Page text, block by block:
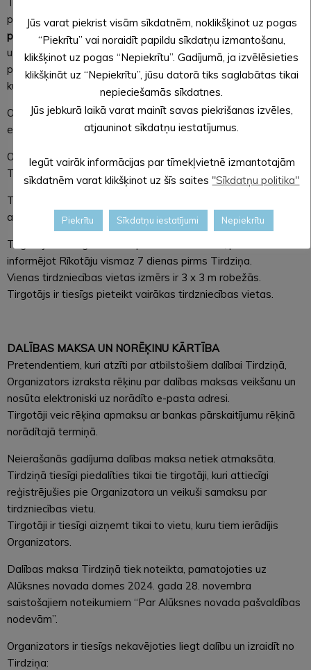
produkcijas izvešana notiek Tirgus norises dienāpēc
plkst.15.00, bet ne vēlāk kā līdz plkst. 16.00. Tirgotāji nedrīkst
uzsākt izbraukšanu no savas tirdzniecības vietas ātrāk kā
plkst.15.00. Tirdzniecības laikā Tirgus teritorijā transporta
kustība aizliegta.
Organizatorsnenodrošinaiespēju Tirgotājam pieslēgties
elektrībai. Tirgotāji drīkst izmantot savus ģeneratorus.
Organizators neatbild par Tirgotāja preču un mantu drošību
Tirdziņa laikā.
Tirgotājs atbild par preču un tirdzniecības dokumentācijas
atbilstību Latvijas normatīvajiem aktiem un prasībām.
Tirgotājs ir tiesīgs atsaukt pieteikuma anketu, par to
informējot Rīkotāju vismaz 7 dienas pirms Tirdziņa.
Vienas tirdzniecības vietas izmērs ir 3 x 3 m robežās.
Tirgotājs ir tiesīgs pieteikt vairākas tirdzniecības vietas.
DALĪBAS MAKSA UN NORĒĶINU KĀRTĪBA
Pretendentiem, kuri atzīti par atbilstošiem dalībai Tirdziņā,
Organizators izraksta rēķinu par dalības maksas veikšanu un
nosūta elektroniski uz norādīto e-pasta adresi.
Tirgotāji veic rēķina apmaksu ar bankas pārskaitījumu rēķinā
norādītajā termiņā.
Neierašanās gadījuma dalības maksa netiek atmaksāta.
Tirdziņā tiesīgi piedalīties tikai tie tirgotāji, kuri attiecīgi
reģistrējušies pie Organizatora un veikuši samaksu par
tirdzniecības vietu.
Tirgotāji ir tiesīgi aizņemt tikai to vietu, kuru tiem ierādījis
Organizators.
Dalības maksa Tirdziņā tiek noteikta, pamatojoties uz
Alūksnes novada domes 2024. gada 28. novembra
saistošajiem noteikumiem “Par Alūksnes novada pašvaldības
nodevām”.
Organizators ir tiesīgs nekavējoties liegt dalību un izraidīt no
Tirdziņa:
Jūs varat piekrist visām sīkdatnēm, noklikšķinot uz pogas
“Piekrītu” vai noraidīt papildu sīkdatņu izmantošanu,
klikšķinot uz pogas “Nepiekrītu”. Gadījumā, ja izvēlēsieties
klikšķināt uz “Nepiekrītu”, jūsu datorā tiks saglabātas tikai
nepieciešamās sīkdatnes.
Jūs jebkurā laikā varat mainīt savas piekrišanas izvēles,
atjauninot sīkdatņu iestatījumus.
Iegūt vairāk informācijas par tīmekļvietnē izmantotajām
sīkdatnēm varat klikšķinot uz šīs saites "Sīkdatņu politika"
Piekrītu Sīkdatņu iestatījumi Nepiekrītu